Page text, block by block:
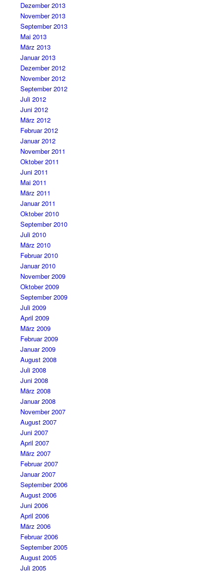
Dezember 2013
November 2013
September 2013
Mai 2013
März 2013
Januar 2013
Dezember 2012
November 2012
September 2012
Juli 2012
Juni 2012
März 2012
Februar 2012
Januar 2012
November 2011
Oktober 2011
Juni 2011
Mai 2011
März 2011
Januar 2011
Oktober 2010
September 2010
Juli 2010
März 2010
Februar 2010
Januar 2010
November 2009
Oktober 2009
September 2009
Juli 2009
April 2009
März 2009
Februar 2009
Januar 2009
August 2008
Juli 2008
Juni 2008
März 2008
Januar 2008
November 2007
August 2007
Juni 2007
April 2007
März 2007
Februar 2007
Januar 2007
September 2006
August 2006
Juni 2006
April 2006
März 2006
Februar 2006
September 2005
August 2005
Juli 2005